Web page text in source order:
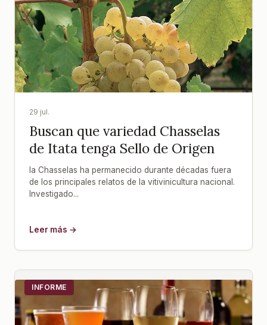
29 jul.
Buscan que variedad Chasselas
de Itata tenga Sello de Origen
la Chasselas ha permanecido durante décadas fuera
de los principales relatos de la vitivinicultura nacional.
Investigado...
Leer más →
INFORME